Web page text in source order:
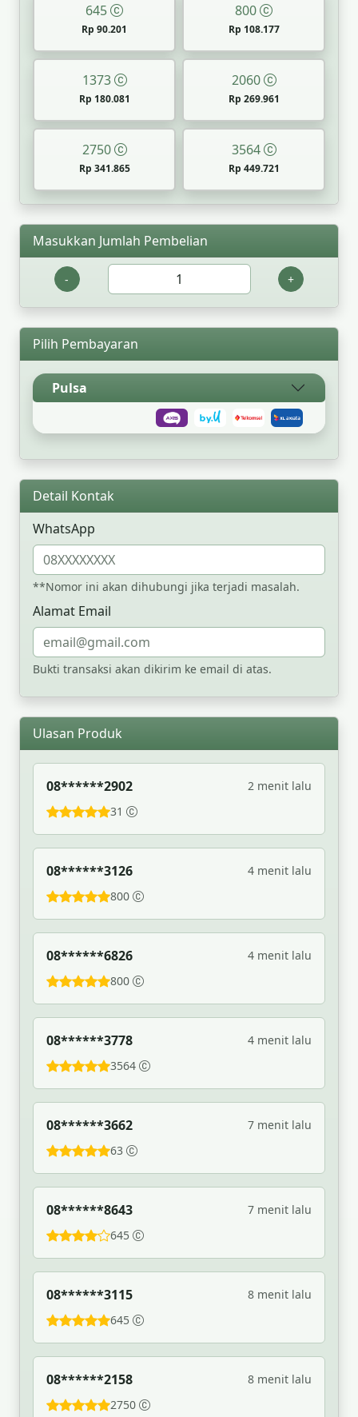
645
Rp 90.201
800
Rp 108.177
1373
Rp 180.081
2060
Rp 269.961
2750
Rp 341.865
3564
Rp 449.721
Masukkan Jumlah Pembelian
- +
Pilih Pembayaran
Pulsa
Detail Kontak
WhatsApp
**Nomor ini akan dihubungi jika terjadi masalah.
Alamat Email
Bukti transaksi akan dikirim ke email di atas.
Ulasan Produk
08******2902
2 menit lalu
31
08******3126
4 menit lalu
800
08******6826
4 menit lalu
800
08******3778
4 menit lalu
3564
08******3662
7 menit lalu
63
08******8643
7 menit lalu
645
08******3115
8 menit lalu
645
08******2158
8 menit lalu
2750